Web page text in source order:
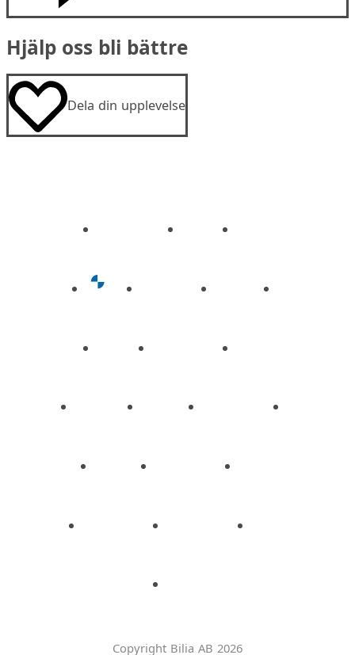
Hjälp oss bli bättre
Dela din upplevelse
Copyright Bilia AB 2026